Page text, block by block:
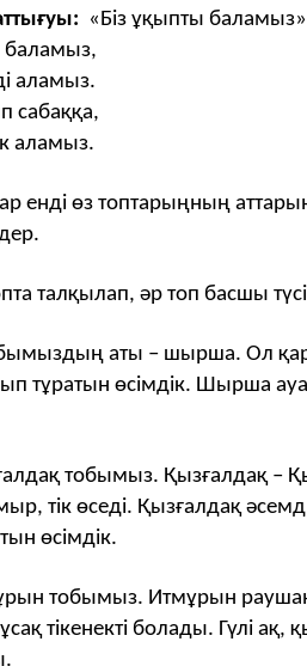
«Біз ұқыпты
баламыз,
аламыз.
сабаққа,
аламыз.
енді өз топтарыңның
талқылап, әр топ басшы
аты – шырша. Ол
тұратын өсімдік. Шырша
тобымыз. Қызғалдақ –
тік өседі. Қызғалдақ
өсімдік.
тобымыз. Итмұрын
тікенекті болады. Гүлі ақ,